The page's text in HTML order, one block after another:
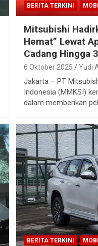
BERITA TERKINI
Mitsubishi
Hemat” Lewat
Cadang Hingga
6 Oktober 2025 Yudi
Jakarta – PT
Indonesia (MMKSI)
dalam memberikan
BERITA TERKINI